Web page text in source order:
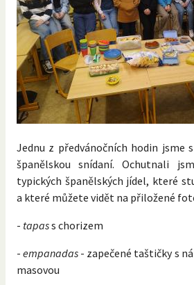
Jednu z předvánočních hodin jsme
španělskou snídaní. Ochutnali
typických španělských jídel, které
a které můžete vidět na přiložené
- tapass chorizem
-empanadas - zapečené taštičky s
masovou